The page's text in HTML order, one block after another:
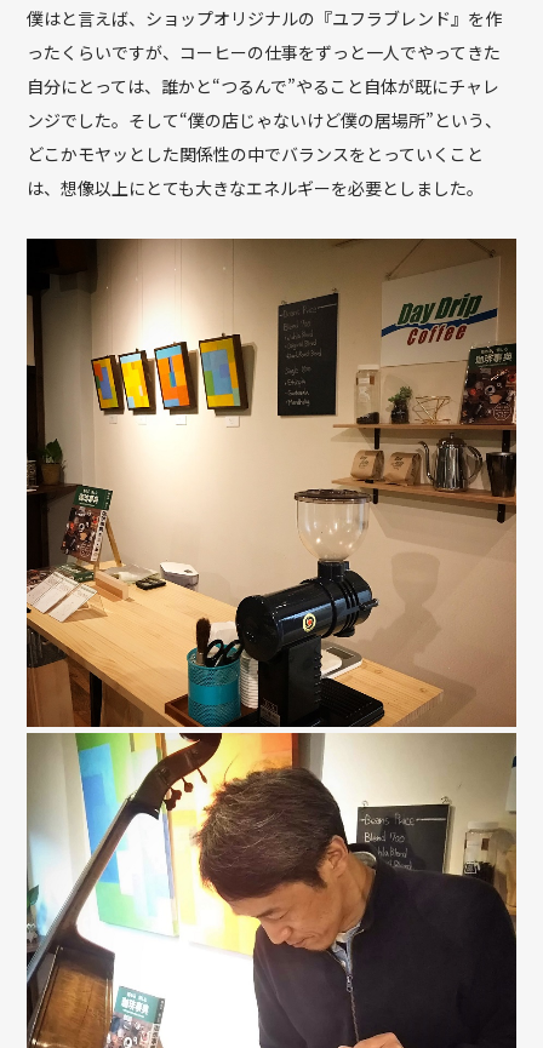
僕はと言えば、ショップオリジナルの『ユフラブレンド』を作
ったくらいですが、コーヒーの仕事をずっと一人でやってきた
自分にとっては、誰かと“つるんで”やること自体が既にチャレ
ンジでした。そして“僕の店じゃないけど僕の居場所”という、
どこかモヤッとした関係性の中でバランスをとっていくこと
は、想像以上にとても大きなエネルギーを必要としました。